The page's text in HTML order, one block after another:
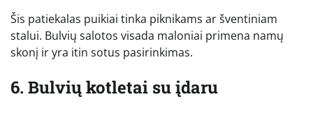
Šis patiekalas puikiai tinka piknikams ar šventiniam
stalui. Bulvių salotos visada maloniai primena namų
skonį ir yra itin sotus pasirinkimas.
6. Bulvių kotletai su įdaru